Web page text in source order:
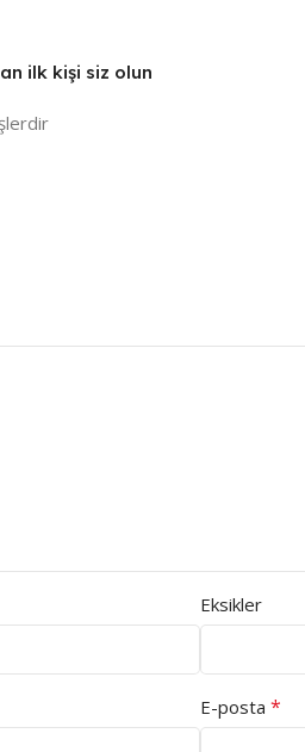
ilk kişi siz olun
Eksikler
E-posta *